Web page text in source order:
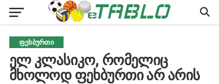
ᲤᲔᲮᲑᲣᲠᲗᲘ
ელ კლასიკო, რომელიც
მხოლოდ ფეხბურთი არ არის